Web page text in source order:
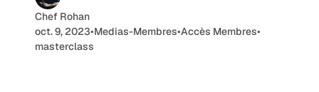
Chef Rohan
oct. 9, 2023•Medias-Membres•Accès Membres•
masterclass